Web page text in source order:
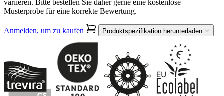
variieren. Bitte bestellen Sie daher gerne eine kostenlose
Musterprobe für eine korrekte Bewertung.
Anmelden, um zu kaufen Produktspezifikation herunterladen